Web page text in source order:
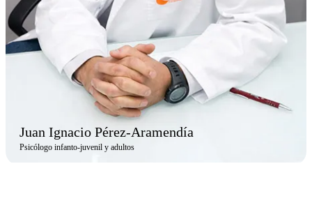
Juan Ignacio Pérez-Aramendía
Psicólogo infanto-juvenil y adultos